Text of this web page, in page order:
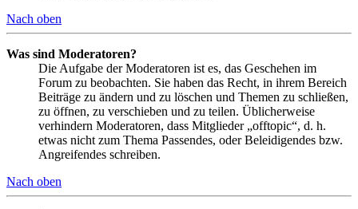
Nach oben
Was sind Moderatoren?
Die Aufgabe der Moderatoren ist es, das Geschehen im
Forum zu beobachten. Sie haben das Recht, in ihrem Bereich
Beiträge zu ändern und zu löschen und Themen zu schließen,
zu öffnen, zu verschieben und zu teilen. Üblicherweise
verhindern Moderatoren, dass Mitglieder „offtopic“, d. h.
etwas nicht zum Thema Passendes, oder Beleidigendes bzw.
Angreifendes schreiben.
Nach oben